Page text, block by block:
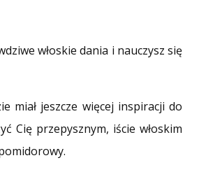
włoskie dania i nauczysz się
miał jeszcze więcej inspiracji do
Cię przepysznym, iście włoskim